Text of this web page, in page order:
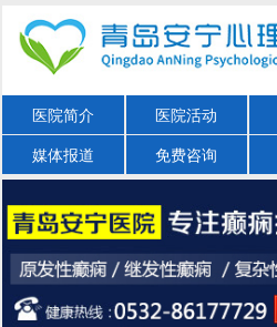
医院简介 医院活动
媒体报道 免费咨询